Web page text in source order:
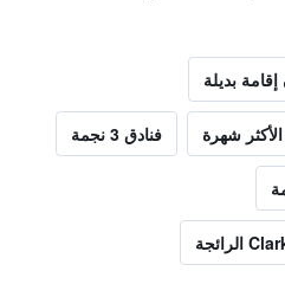
بديلة
شهرة فنادق 3 نجمة